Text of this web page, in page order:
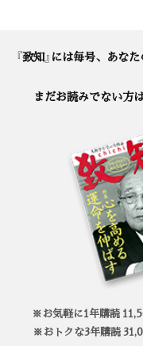
『致知』には毎号、あな
まだお読みでない方
※お気軽に1年購読
※おトクな3年購読